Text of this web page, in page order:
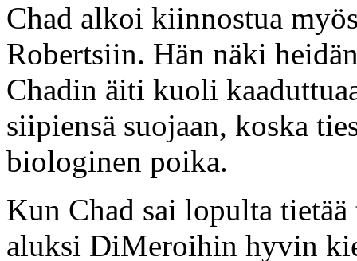
Chad alkoi kiinnostua
Robertsiin. Hän näki
Chadin äiti kuoli
siipiensä suojaan, koska
biologinen poika.
Kun Chad sai lopulta
aluksi DiMeroihin hyvin